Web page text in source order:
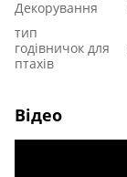
Декорування
тип
годівничок для
птахів
Відео